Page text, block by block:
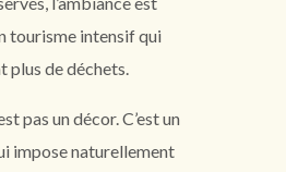
tourisme intensif qui
plus de déchets.
pas un décor. C’est un
impose naturellement